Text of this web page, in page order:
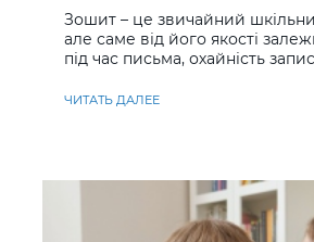
Зошит – це звичайний
але саме від його якості
під час письма, охайність
ЧИТАТЬ ДАЛЕЕ